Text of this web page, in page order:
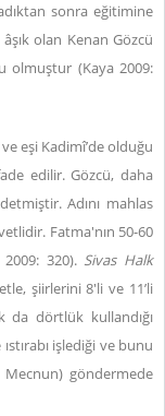
sonra eğitimine
olan Kenan Gözcü
olmuştur (Kaya 2009:
eşi Kadimî’de olduğu
edilir. Gözcü, daha
Adını mahlas
Fatma'nın 50-60
320). Sivas Halk
şiirlerini 8'li ve 11’li
da dörtlük kullandığı
işlediği ve bunu
Mecnun) göndermede